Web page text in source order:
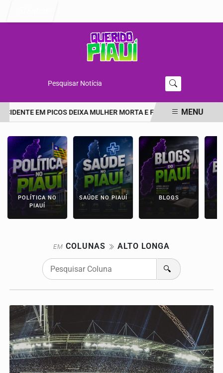
Pesquisar Notícia
EM PICOS DEIXA MULHER MORTA E FILHA EM ESTADO
MENU
POLÍTICA NO
PIAUÍ
SAÚDE NO PIAUÍ BLOGS
EM COLUNAS ALTO LONGA
🔍